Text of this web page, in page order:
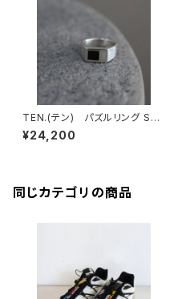
TEN.(テン) パズルリング SV
(ブラックオニキス)
¥24,200
同じカテゴリの商品